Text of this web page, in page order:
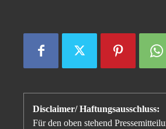
Disclaimer/ Haftungsausschluss:
Für den oben stehend